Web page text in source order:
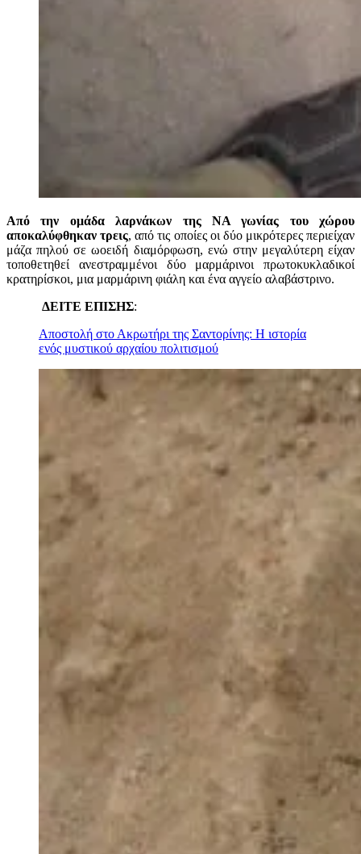
Από την ομάδα λαρνάκων της ΝΑ γωνίας του χώρου
αποκαλύφθηκαν τρεις, από τις οποίες οι δύο μικρότερες περιείχαν
μάζα πηλού σε ωοειδή διαμόρφωση, ενώ στην μεγαλύτερη είχαν
τοποθετηθεί ανεστραμμένοι δύο μαρμάρινοι πρωτοκυκλαδικοί
κρατηρίσκοι, μια μαρμάρινη φιάλη και ένα αγγείο αλαβάστρινο.
ΔΕΙΤΕ ΕΠΙΣΗΣ:
Αποστολή στο Ακρωτήρι της Σαντορίνης: H ιστορία
ενός μυστικού αρχαίου πολιτισμού